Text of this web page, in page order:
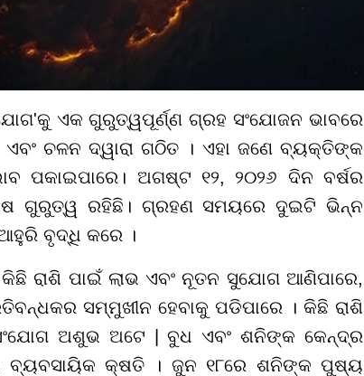
ଏକ ଗୁରୁତ୍ୱପୂର୍ଣ୍ଣ ଗ୍ରହ ସଂଯୋଜନ ଭାବରେ
ଏବଂ ଚଳନ ଦ୍ୱାରା ଗଠିତ । ଏହା ଜଣେ ବ୍ୟକ୍ତିଙ୍କ
ପକାଇପାରେ। ଅଗଷ୍ଟ ୧୨, ୨୦୨୬ ଦିନ ବର୍ଷର
ଗୁରୁତ୍ୱ ରହିଛି। ଗ୍ରହଣ ସମୟରେ ଦୁଇଟି ଭିନ୍ନ
ବୃଦ୍ଧି କରେ ।
ରାଶି ପାଇଁ ଲାଭ ଏବଂ ନୂତନ ସୁଯୋଗ ଆଣିପାରେ,
ସମ୍ମୁଖୀନ ହେବାକୁ ପଡିପାରେ । କିଛି ରାଶି
ଅଶୁଭ ଅଟେ | ବୁଧ ଏବଂ ଶନିଙ୍କ କେନ୍ଦ୍ର
ବ୍ୟବସାୟିକ କ୍ଷତି । ଜୁନ ୧୮ରେ ଶନିଙ୍କ ପୁଷ୍ୟ